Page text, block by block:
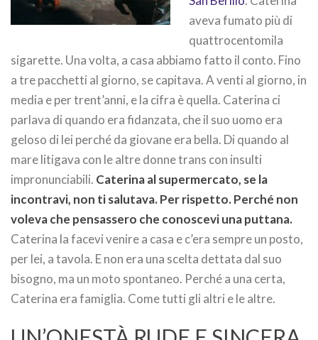
aveva fumato più di
quattrocentomila
sigarette. Una volta, a casa abbiamo fatto il conto. Fino
a tre pacchetti al giorno, se capitava. A venti al giorno, in
media e per trent’anni, e la cifra è quella. Caterina ci
parlava di quando era fidanzata, che il suo uomo era
geloso di lei perché da giovane era bella. Di quando al
mare litigava con le altre donne trans con insulti
impronunciabili. Caterina al supermercato, se la
incontravi, non ti salutava. Per rispetto. Perché non
voleva che pensassero che conoscevi una puttana.
Caterina la facevi venire a casa e c’era sempre un posto,
per lei, a tavola. E non era una scelta dettata dal suo
bisogno, ma un moto spontaneo. Perché a una certa,
Caterina era famiglia. Come tutti gli altri e le altre.